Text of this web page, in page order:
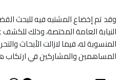
وقد تم إخضاع المشتبه فيه للبحث
النيابة العامة المختصة، وذلك
المنسوبة له، فيما لازالت الأبحاث
المساهمين والمشاركين في ارتكاب